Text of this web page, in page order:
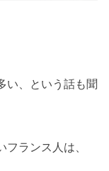
い、という話も聞
ランス人は、